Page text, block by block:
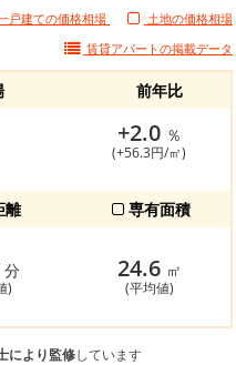
戸建ての価格相場
土地の価格相場
賃貸アパートの掲載データ
前年比
+2.0 ％
(+56.3円/㎡)
離 専有面積
分
)
24.6 ㎡
(平均値)
により監修しています